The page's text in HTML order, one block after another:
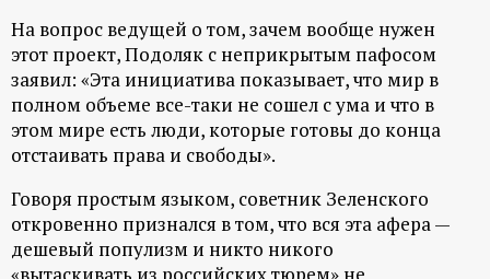
На вопрос ведущей о том, зачем вообще нужен
этот проект, Подоляк с неприкрытым пафосом
заявил: «Эта инициатива показывает, что мир в
полном объеме все-таки не сошел с ума и что в
этом мире есть люди, которые готовы до конца
отстаивать права и свободы».
Говоря простым языком, советник Зеленского
откровенно признался в том, что вся эта афера —
дешевый популизм и никто никого